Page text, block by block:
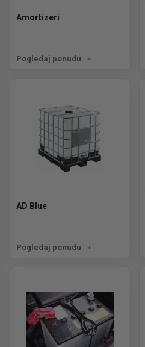
Amortizeri
Pogledaj ponudu
AD Blue
Pogledaj ponudu